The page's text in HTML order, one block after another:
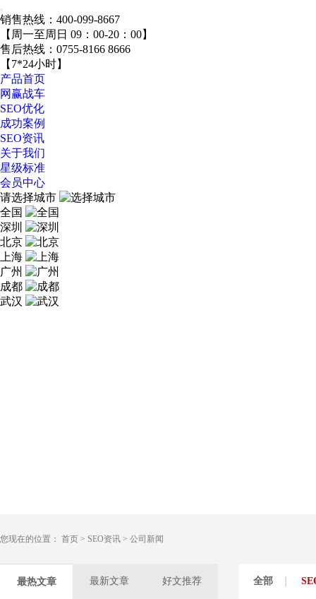
销售热线： 400-099-8667
【周一至周日 09：00-20：00】
售后热线： 0755-8166 8666
【7*24小时】
产品首页
网赢战车
SEO优化
成功案例
SEO资讯
关于我们
星级标准
会员中心
请选择城市
全国
深圳
北京
上海
广州
成都
武汉
您现在的位置： 首页 > SEO资讯 > 公司新闻
最热文章 最新文章 好文推荐 全部